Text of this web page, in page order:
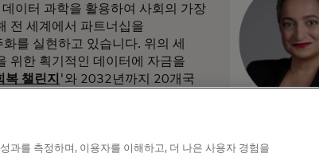
데이터 과학을 활용하여 사회의 가장
전 세계에서 파트너십을
를 실현하고 있습니다. 위의 세
위한 획기적인 데이터에 자금을
복 챌린지 '와 2032년까지 20개국
규모 데이터 과학을 통해 영향력을
으로 지원하고 있습니다.
과를 측정하며, 이용자를 이해하고, 더 나은 사용자 경험을